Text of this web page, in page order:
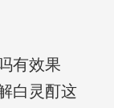
有效果
白灵酊这